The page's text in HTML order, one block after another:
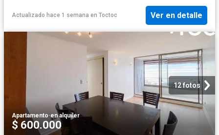
Actualizado hace 1 semana en Toctoc Ver en detalle
12 fotos
Apartamento·en alquiler
$ 600.000